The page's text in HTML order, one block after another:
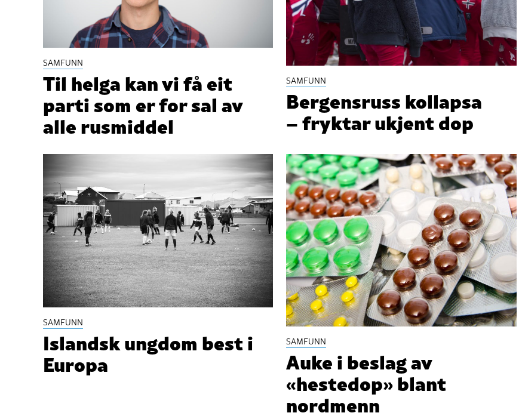
SAMFUNN
Til helga kan vi få eit
parti som er for sal av
alle rusmiddel
SAMFUNN
Bergensruss kollapsa
– fryktar ukjent dop
SAMFUNN
Islandsk ungdom best i
Europa
SAMFUNN
Auke i beslag av
«hestedop» blant
nordmenn